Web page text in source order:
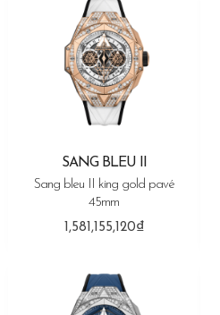
SANG BLEU II
Sang bleu II king gold pavé
45mm
1,581,155,120₫